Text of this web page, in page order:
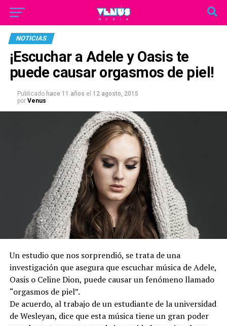
NOTICIAS
¡Escuchar a Adele y Oasis te
puede causar orgasmos de piel!
Publicado hace 11 años el 12 agosto, 2015
por Venus
Un estudio que nos sorprendió, se trata de una
investigación que asegura que escuchar música de Adele,
Oasis o Celine Dion, puede causar un fenómeno llamado
“orgasmos de piel”.
De acuerdo, al trabajo de un estudiante de la universidad
de Wesleyan, dice que esta música tiene un gran poder